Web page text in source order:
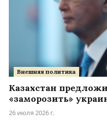
Внешняя политика
Казахстан
«заморозить»
26 июля 2026 г.